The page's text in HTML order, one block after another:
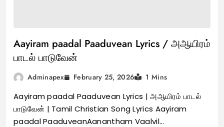
Aayiram paadal Paaduvean Lyrics / அஆயிரம்
பாடல் பாடுவேன்
Adminapex February 25, 2026 1 Mins
Aayiram paadal Paaduvean Lyrics | அஆயிரம் பாடல்
பாடுவேன் | Tamil Christian Song Lyrics Aayiram
paadal PaaduveanAanantham Vaalvil…